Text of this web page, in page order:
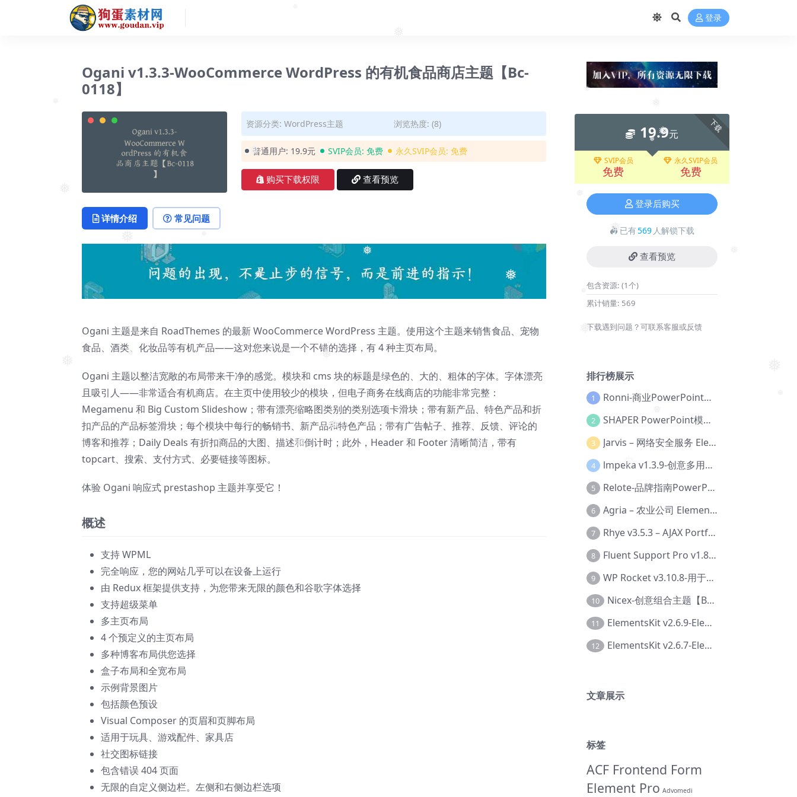
❅
❅
❅
❅
❅
❅
❅
❅
❅
❅
❅
❅
❅
登录
Ogani v1.3.3-WooCommerce WordPress 的有机食品商店主题【Bc-
0118】
资源分类: WordPress主题 浏览热度: (8)
普通用户: 19.9元 SVIP会员: 免费 永久SVIP会员: 免费
购买下载权限 查看预览
详情介绍 常见问题
Ogani 主题是来自 RoadThemes 的最新 WooCommerce WordPress 主题。使用这个主题来销售食品、宠物
食品、酒类、化妆品等有机产品——这对您来说是一个不错的选择，有 4 种主页布局。
Ogani 主题以整洁宽敞的布局带来干净的感觉。模块和 cms 块的标题是绿色的、大的、粗体的字体。字体漂亮
且吸引人——非常适合有机商店。在主页中使用较少的模块，但电子商务在线商店的功能非常完整：
Megamenu 和 Big Custom Slideshow；带有漂亮缩略图类别的类别选项卡滑块；带有新产品、特色产品和折
扣产品的产品标签滑块；每个模块中每行的畅销书、新产品和特色产品；带有广告帖子、推荐、反馈、评论的
博客和推荐；Daily Deals 有折扣商品的大图、描述和倒计时；此外，Header 和 Footer 清晰简洁，带有
topcart、搜索、支付方式、必要链接等图标。
体验 Ogani 响应式 prestashop 主题并享受它！
概述
支持 WPML
完全响应，您的网站几乎可以在设备上运行
由 Redux 框架提供支持，为您带来无限的颜色和谷歌字体选择
支持超级菜单
多主页布局
4 个预定义的主页布局
多种博客布局供您选择
盒子布局和全宽布局
示例背景图片
包括颜色预设
Visual Composer 的页眉和页脚布局
适用于玩具、游戏配件、家具店
社交图标链接
包含错误 404 页面
无限的自定义侧边栏。左侧和右侧边栏选项
下载
19.9元
SVIP会员
免费
永久SVIP会员
免费
登录后购买
已有569 人解锁下载
查看预览
包含资源: (1个)
累计销量: 569
下载遇到问题？可联系客服或反馈
排行榜展示
1 Ronni-商业PowerPoint模板【Dc-0077】
2 SHAPER PowerPoint模板【Dc-0184】
3 Jarvis – 网络安全服务 Elementor 模板套件【Aa-0035】
4 lmpeka v1.3.9-创意多用途 WordPress 主题【Be-0064】
5 Relote-品牌指南PowerPoint模板【Dc-0076】
6 Agria – 农业公司 Elementor Pro 模板套件【Aa-0003】
7 Rhye v3.5.3 – AJAX Portfolio WordPress 主题【Bi-0049】
8 Fluent Support Pro v1.8.1 – WordPress 支持票务系统【Cc-0041】
9 WP Rocket v3.10.8-用于wordpress速度优化的缓存加速插件【Cd-0019】
10 Nicex-创意组合主题【Be-0092】
11 ElementsKit v2.6.9-Elementor插件【Ab-0161】
12 ElementsKit v2.6.7-Elementor插件【Ab-0162】
文章展示
标签
ACF Frontend Form
Element Pro Advomedi